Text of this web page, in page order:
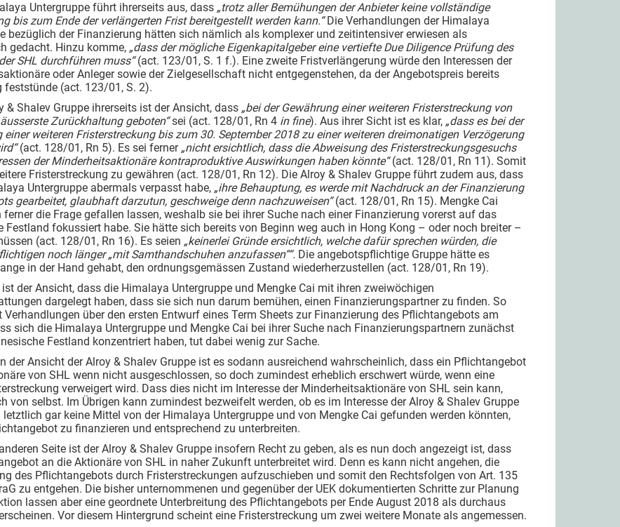
Untergruppe führt ihrerseits aus, dass „trotz aller Bemühungen der Anbieter keine vollständige
bis zum Ende der verlängerten Frist bereitgestellt werden kann.“Die Verhandlungen der Himalaya
bezüglich der Finanzierung hätten sich nämlich als komplexer und zeitintensiver erwiesen als
gedacht. Hinzu komme, „dass der mögliche Eigenkapitalgeber eine vertiefte Due Diligence Prüfung des
SHL durchführen muss“(act. 123/01, S. 1 f.). Eine zweite Fristverlängerung würde den Interessen der
oder Anleger sowie der Zielgesellschaft nicht entgegenstehen, da der Angebotspreis bereits
feststünde (act. 123/01, S. 2).
& Shalev Gruppe ihrerseits ist der Ansicht, dass „bei der Gewährung einer weiteren Fristerstreckung von
Zurückhaltung geboten“sei (act. 128/01, Rn 4 in fine). Aus ihrer Sicht ist es klar, „dass es bei der
einer weiteren Fristerstreckung bis zum 30. September 2018 zu einer weiteren dreimonatigen Verzögerung
(act. 128/01, Rn 5). Es sei ferner „nicht ersichtlich, dass die Abweisung des Fristerstreckungsgesuchs
der Minderheitsaktionäre kontraproduktive Auswirkungen haben könnte“(act. 128/01, Rn 11). Somit
Fristerstreckung zu gewähren (act. 128/01, Rn 12). Die Alroy & Shalev Gruppe führt zudem aus, dass
Untergruppe abermals verpasst habe, „ihre Behauptung, es werde mit Nachdruck an der Finanzierung
gearbeitet, glaubhaft darzutun, geschweige denn nachzuweisen“(act. 128/01, Rn 15). Mengke Cai
ferner die Frage gefallen lassen, weshalb sie bei ihrer Suche nach einer Finanzierung vorerst auf das
Festland fokussiert habe. Sie hätte sich bereits von Beginn weg auch in Hong Kong – oder noch breiter –
(act. 128/01, Rn 16). Es seien „keinerlei Gründe ersichtlich, welche dafür sprechen würden, die
noch länger „mit Samthandschuhen anzufassen““. Die angebotspflichtige Gruppe hätte es
in der Hand gehabt, den ordnungsgemässen Zustand wiederherzustellen (act. 128/01, Rn 19).
ist der Ansicht, dass die Himalaya Untergruppe und Mengke Cai mit ihren zweiwöchigen
dargelegt haben, dass sie sich nun darum bemühen, einen Finanzierungspartner zu finden. So
Verhandlungen über den ersten Entwurf eines Term Sheets zur Finanzierung des Pflichtangebots am
sich die Himalaya Untergruppe und Mengke Cai bei ihrer Suche nach Finanzierungspartnern zunächst
Festland konzentriert haben, tut dabei wenig zur Sache.
der Ansicht der Alroy & Shalev Gruppe ist es sodann ausreichend wahrscheinlich, dass ein Pflichtangebot
von SHL wenn nicht ausgeschlossen, so doch zumindest erheblich erschwert würde, wenn eine
verweigert wird. Dass dies nicht im Interesse der Minderheitsaktionäre von SHL sein kann,
von selbst. Im Übrigen kann zumindest bezweifelt werden, ob es im Interesse der Alroy & Shalev Gruppe
letztlich gar keine Mittel von der Himalaya Untergruppe und von Mengke Cai gefunden werden könnten,
zu finanzieren und entsprechend zu unterbreiten.
Seite ist der Alroy & Shalev Gruppe insofern Recht zu geben, als es nun doch angezeigt ist, dass
an die Aktionäre von SHL in naher Zukunft unterbreitet wird. Denn es kann nicht angehen, die
des Pflichtangebots durch Fristerstreckungen aufzuschieben und somit den Rechtsfolgen von Art. 135
zu entgehen. Die bisher unternommenen und gegenüber der UEK dokumentierten Schritte zur Planung
lassen aber eine geordnete Unterbreitung des Pflichtangebots per Ende August 2018 als durchaus
Vor diesem Hintergrund scheint eine Fristerstreckung um zwei weitere Monate als angemessen.